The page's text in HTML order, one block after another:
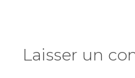
Laisser un